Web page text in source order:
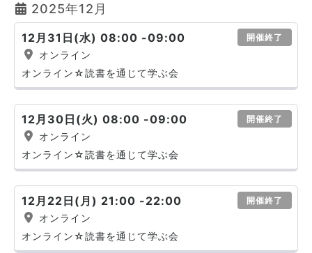
2025年12月
12月31日(水) 08:00 -09:00 開催終了
オンライン
オンライン☆読書を通じて学ぶ会
12月30日(火) 08:00 -09:00 開催終了
オンライン
オンライン☆読書を通じて学ぶ会
12月22日(月) 21:00 -22:00 開催終了
オンライン
オンライン☆読書を通じて学ぶ会